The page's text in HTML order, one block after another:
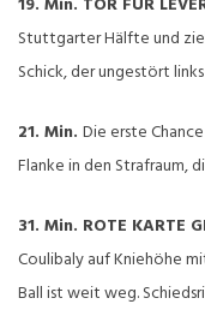
Stuttgarter Hälfte und
Schick, der ungestört
21. Min. Die erste
Flanke in den Strafraum,
31. Min. ROTE KARTE
Coulibaly auf Kniehöhe
Ball ist weit weg.